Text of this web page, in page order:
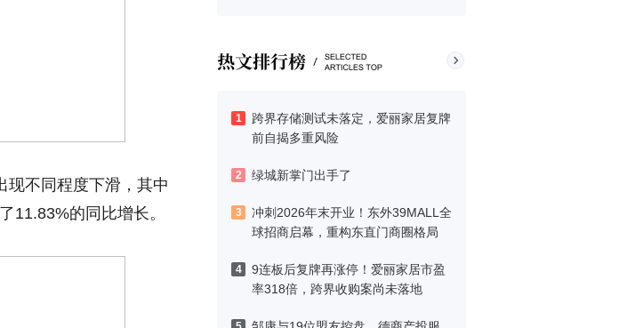
1
跨界存储测试未落定，爱丽家居复牌
前自揭多重风险
2 绿城新掌门出手了
3
冲刺2026年末开业！东外39MALL全
球招商启幕，重构东直门商圈格局
4
9连板后复牌再涨停！爱丽家居市盈
率318倍，跨界收购案尚未落地
现不同程度下滑，其中
11.83%的同比增长。